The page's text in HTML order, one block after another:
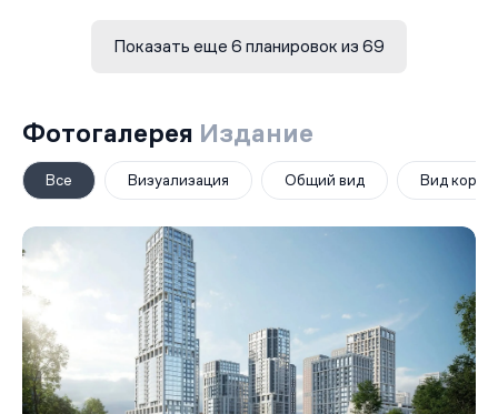
Показать еще 6 планировок из 69
Фотогалерея Издание
Все Визуализация Общий вид Вид